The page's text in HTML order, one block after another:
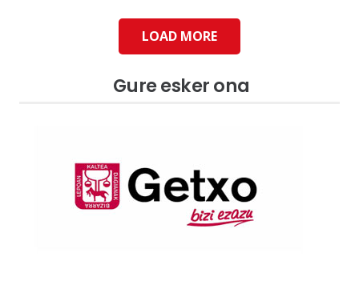
LOAD MORE
Gure esker ona